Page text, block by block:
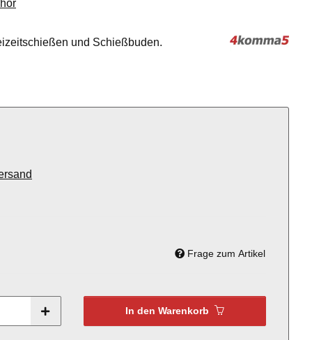
und Schießbuden.
Frage zum Artikel
In den Warenkorb